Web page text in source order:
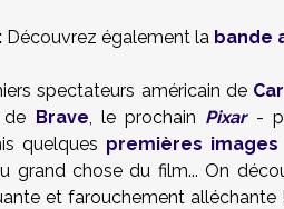
Découvrez également la bande
spectateurs américain de
de Brave, le prochain Pixar-
quelques premières images
grand chose du film... On
et farouchement